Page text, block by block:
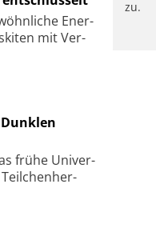
Ener­
mit Ver­
frü­he Uni­ver­
Teil­chen­her­
zu.